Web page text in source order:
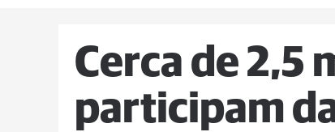
Cerca de 2,5
participam